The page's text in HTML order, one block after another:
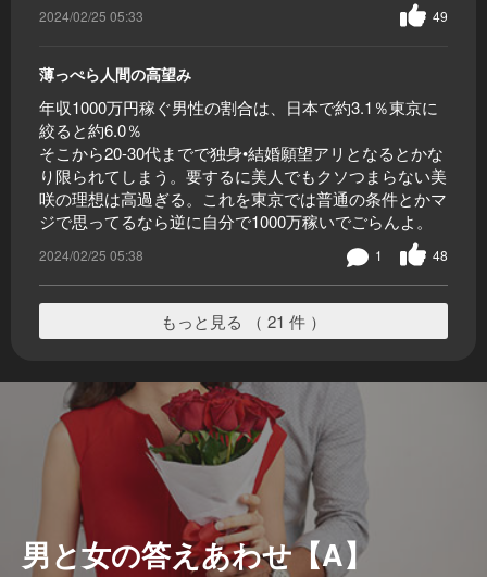
2024/02/25 05:33 49
薄っぺら人間の高望み
年収1000万円稼ぐ男性の割合は、日本で約3.1％東京に
絞ると約6.0％
そこから20-30代までで独身•結婚願望アリとなるとかな
り限られてしまう。要するに美人でもクソつまらない美
咲の理想は高過ぎる。これを東京では普通の条件とかマ
ジで思ってるなら逆に自分で1000万稼いでごらんよ。
2024/02/25 05:38 48
1
もっと見る （ 21 件 ）
男と女の答えあわせ【A】